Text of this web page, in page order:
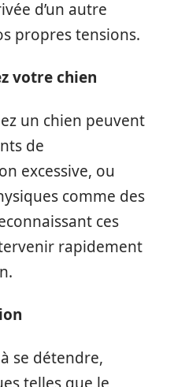
d’un autre
propres tensions.
votre chien
un chien peuvent
de
excessive, ou
comme des
ces
rapidement
se détendre,